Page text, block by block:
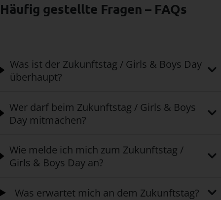
Häufig gestellte Fragen – FAQs
Was ist der Zukunftstag / Girls & Boys Day
überhaupt?
Wer darf beim Zukunftstag / Girls & Boys
Day mitmachen?
Wie melde ich mich zum Zukunftstag /
Girls & Boys Day an?
Was erwartet mich an dem Zukunftstag?